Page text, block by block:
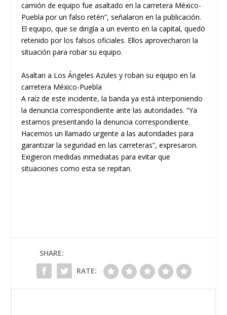
camión de equipo fue asaltado en la carretera México-
Puebla por un falso retén”, señalaron en la publicación.
El equipo, que se dirigía a un evento en la capital, quedó
retenido por los falsos oficiales. Ellos aprovecharon la
situación para robar su equipo.
Asaltan a Los Ángeles Azules y roban su equipo en la
carretera México-Puebla
A raíz de este incidente, la banda ya está interponiendo
la denuncia correspondiente ante las autoridades. “Ya
estamos presentando la denuncia correspondiente.
Hacemos un llamado urgente a las autoridades para
garantizar la seguridad en las carreteras”, expresaron.
Exigieron medidas inmediatas para evitar que
situaciones como esta se repitan.
SHARE:
RATE: